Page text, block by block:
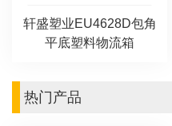
轩盛塑业EU4628D包角
平底塑料物流箱
热门产品